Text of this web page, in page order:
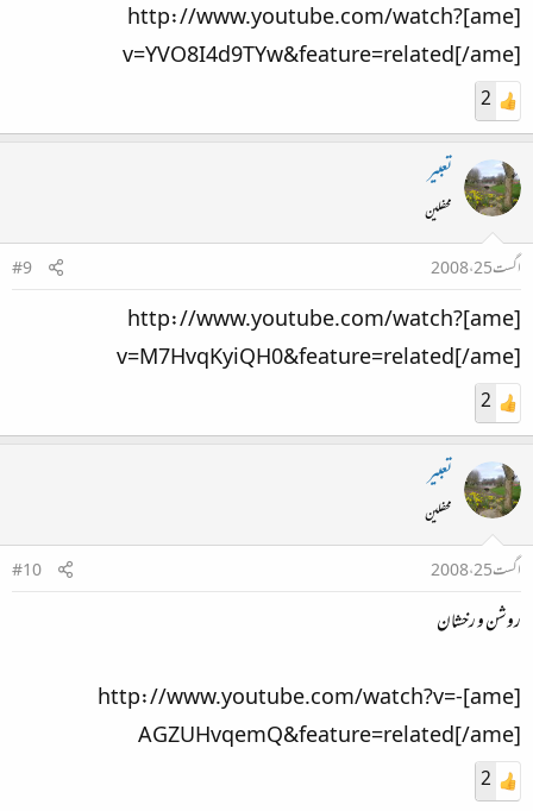
[ame]http://www.youtube.com/watch?
v=YVO8I4d9TYw&feature=related[/ame]
2
تعبیر
محفلین
اگست 25، 2008
#9
[ame]http://www.youtube.com/watch?
v=M7HvqKyiQH0&feature=related[/ame]
2
تعبیر
محفلین
اگست 25، 2008
#10
روشن و رخشان
[ame]http://www.youtube.com/watch?v=-
AGZUHvqemQ&feature=related[/ame]
2